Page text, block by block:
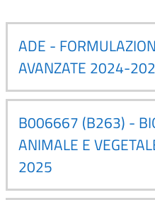
ADE -
AVANZATE 2024-
B006667 (B263) -
ANIMALE E
2025